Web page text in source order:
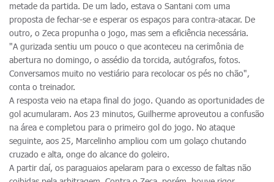
metade da partida. De um lado, estava o Santani com uma
proposta de fechar-se e esperar os espaços para contra-atacar. De
outro, o Zeca propunha o jogo, mas sem a eficiência necessária.
"A gurizada sentiu um pouco o que aconteceu na cerimônia de
abertura no domingo, o assédio da torcida, autógrafos, fotos.
Conversamos muito no vestiário para recolocar os pés no chão",
conta o treinador.
A resposta veio na etapa final do jogo. Quando as oportunidades de
gol acumularam. Aos 23 minutos, Guilherme aproveutou a confusão
na área e completou para o primeiro gol do jogo. No ataque
seguinte, aos 25, Marcelinho ampliou com um golaço chutando
cruzado e alta, onge do alcance do goleiro.
A partir daí, os paraguaios apelaram para o excesso de faltas não